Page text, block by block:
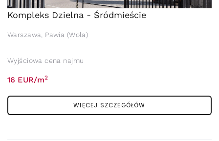
Kompleks Dzielna - Śródmieście
Warszawa, Pawia (Wola)
Wyjściowa cena najmu
16 EUR/m2
WIĘCEJ SZCZEGÓŁÓW